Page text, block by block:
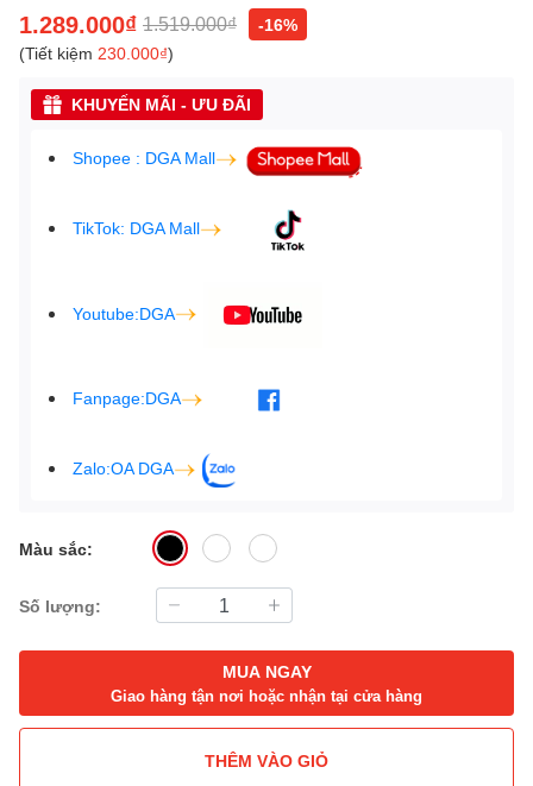
1.289.000₫ 1.519.000₫
-16%
(Tiết kiệm 230.000₫)
KHUYẾN MÃI - ƯU ĐÃI
Shopee : DGA Mall
TikTok: DGA Mall
Youtube:DGA
Fanpage:DGA
Zalo:OA DGA
Màu sắc:
Số lượng:
MUA NGAY
Giao hàng tận nơi hoặc nhận tại cửa hàng
THÊM VÀO GIỎ